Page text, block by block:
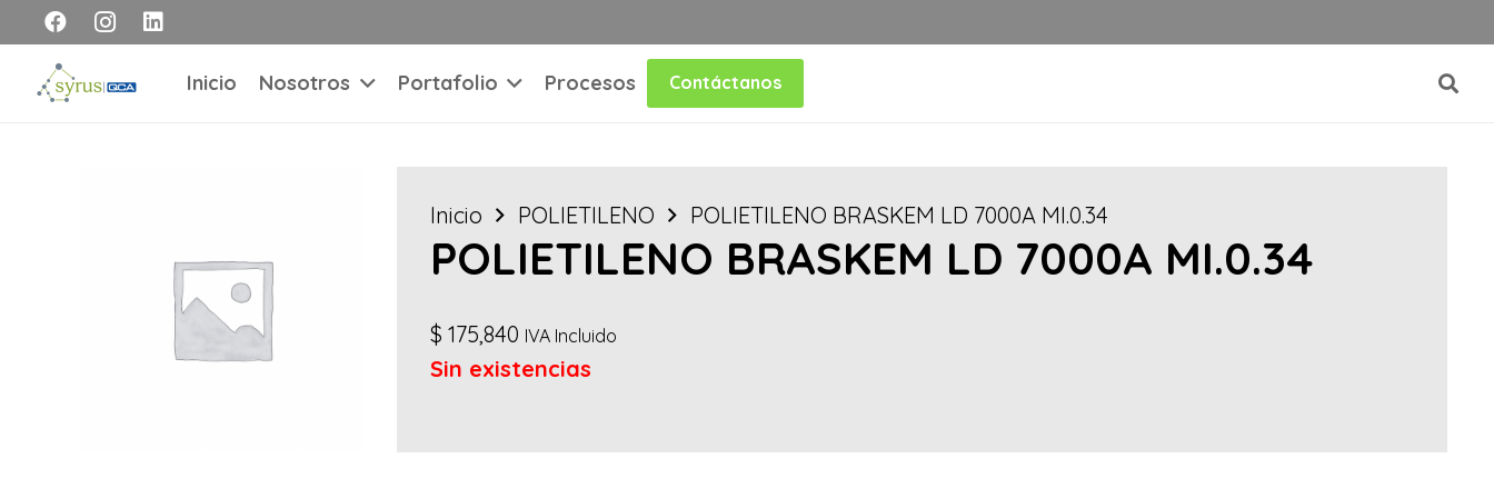
Inicio Nosotros Portafolio Procesos Contáctanos
Inicio POLIETILENO POLIETILENO BRASKEM LD 7000A MI.0.34
POLIETILENO BRASKEM LD 7000A MI.0.34
$ 175,840 IVA Incluido
Sin existencias